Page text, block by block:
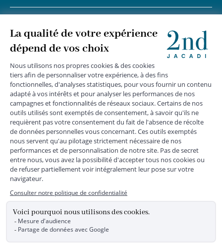
MENTIONS LÉGALES
DONNÉES PERSONNELLES
*Livraison express gratuite en point relais dès 59 € et à domicile dès 150
€ vers la France Métropolitaine
Les données collectées par la société JACADI, responsable
du traitement, sont nécessaires à l'envoi de newsletters, à la
création de compte, pour le traitement, le suivi et la livraison
de votre commande, ainsi que pour le suivi de votre
adhésion au programme fidélité. Conformément au
Règlement Européen 2016/679 du 27 avril 2016 sur la
protection des données personnelles, vous bénéficiez d'un
rectification, d'opposition, d'effacement, de portabilité ou de
limitation aux traitements de données vous concernant.
Vous pouvez exercer vos droits en écrivant à JACADI –
Service Clients – 2/10 Rue Chaptal, 92300 LEVALLOIS-